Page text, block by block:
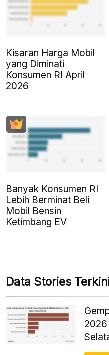
Kisaran Harga Mobil
yang Diminati
Konsumen RI April
2026
Banyak Konsumen RI
Lebih Berminat Beli
Mobil Bensin
Ketimbang EV
Data Stories
2026